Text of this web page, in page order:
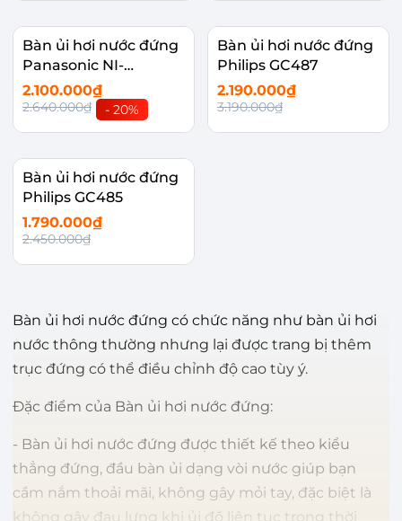
Bàn ủi hơi nước đứng
Panasonic NI-
GSE050ARA
2.100.000₫
2.640.000₫ - 20%
Bàn ủi hơi nước đứng
Philips GC487
2.190.000₫
3.190.000₫
Bàn ủi hơi nước đứng
Philips GC485
1.790.000₫
2.450.000₫
Bàn ủi hơi nước đứng có chức năng như bàn ủi hơi
nước thông thường nhưng lại được trang bị thêm
trục đứng có thể điều chỉnh độ cao tùy ý.
Đặc điểm của Bàn ủi hơi nước đứng:
- Bàn ủi hơi nước đứng được thiết kế theo kiểu
thẳng đứng, đầu bàn ủi dạng vòi nước giúp bạn
cầm nắm thoải mãi, không gây mỏi tay, đặc biệt là
không gây đau lưng khi ủi đồ liên tục trong thời